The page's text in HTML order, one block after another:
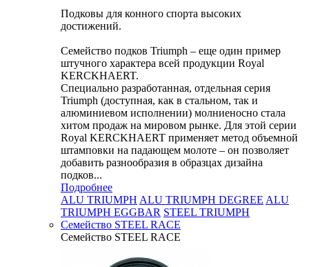
Подковы для конного спорта высоких
достижений.
Семейство подков Triumph – еще один пример
штучного характера всей продукции Royal
KERCKHAERT.
Специально разработанная, отдельная серия
Triumph (доступная, как в стальном, так и
алюминиевом исполнении) молниеносно стала
хитом продаж на мировом рынке. Для этой серии
Royal KERCKHAERT применяет метод объемной
штамповки на падающем молоте – он позволяет
добавить разнообразия в образцах дизайна
подков...
Подробнее
ALU TRIUMPH ALU TRIUMPH DEGREE ALU
TRIUMPH EGGBAR STEEL TRIUMPH
Семейство STEEL RACE
Семейство STEEL RACE